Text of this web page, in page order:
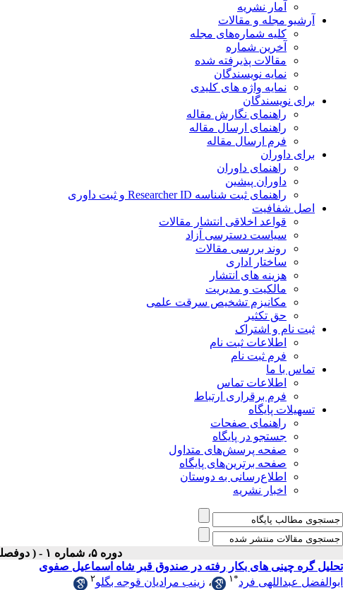
آمار نشریه
آرشیو مجله و مقالات
کلیه شماره‌های مجله
آخرین شماره
مقالات پذیرفته شده
نمایه نویسندگان
نمایه واژه های کلیدی
برای نویسندگان
راهنمای نگارش مقاله
راهنمای ارسال مقاله
فرم ارسال مقاله
برای داوران
راهنمای داوران
داوران پیشین
راهنمای ثبت شناسه Researcher ID و ثبت داوری
اصل شفافیت
قواعد اخلاقی انتشار مقالات
سیاست دسترسی آزاد
روند بررسی مقالات
ساختار اداری
هزینه های انتشار
مالکیت و مدیریت
ﻣﮑﺎﻧﯿﺰم ﺗﺸﺨﯿﺺ ﺳﺮﻗﺖ ﻋﻠﻤﯽ
حق تکثیر
ثبت نام و اشتراک
اطلاعات ثبت نام
فرم ثبت نام
تماس با ما
اطلاعات تماس
فرم برقراری ارتباط
تسهیلات پایگاه
راهنمای صفحات
جستجو در پایگاه
صفحه پرسش‌های متداول
صفحه برترین‌های پایگاه
اطلاع‌رسانی به دوستان
اخبار نشریه
دوره ۵، شماره ۱ - ( دوفصلنامه ۱۴۰۰ )
تحلیل گره چینی های بکار رفته در صندوق قبر شاه اسماعیل صفوی
ابوالفضل عبداللهی فرد*۱ ، زینب مرادیان قوجه بگلو۲